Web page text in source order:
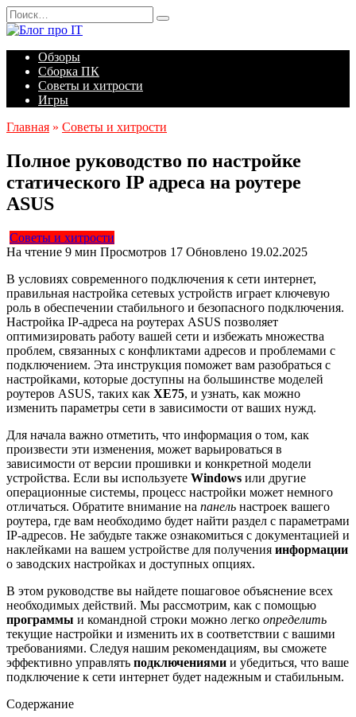
Перейти
к
содержанию
Search
for:
Обзоры
Сборка ПК
Советы и хитрости
Игры
Главная » Советы и хитрости
Полное руководство по настройке
статического IP адреса на роутере
ASUS
Советы и хитрости
На чтение 9 мин Просмотров 17 Обновлено 19.02.2025
В условиях современного подключения к сети интернет,
правильная настройка сетевых устройств играет ключевую
роль в обеспечении стабильного и безопасного подключения.
Настройка IP-адреса на роутерах ASUS позволяет
оптимизировать работу вашей сети и избежать множества
проблем, связанных с конфликтами адресов и проблемами с
подключением. Эта инструкция поможет вам разобраться с
настройками, которые доступны на большинстве моделей
роутеров ASUS, таких как XE75, и узнать, как можно
изменить параметры сети в зависимости от ваших нужд.
Для начала важно отметить, что информация о том, как
произвести эти изменения, может варьироваться в
зависимости от версии прошивки и конкретной модели
устройства. Если вы используете Windows или другие
операционные системы, процесс настройки может немного
отличаться. Обратите внимание на панель настроек вашего
роутера, где вам необходимо будет найти раздел с параметрами
IP-адресов. Не забудьте также ознакомиться с документацией и
наклейками на вашем устройстве для получения информации
о заводских настройках и доступных опциях.
В этом руководстве вы найдете пошаговое объяснение всех
необходимых действий. Мы рассмотрим, как с помощью
программы и командной строки можно легко определить
текущие настройки и изменить их в соответствии с вашими
требованиями. Следуя нашим рекомендациям, вы сможете
эффективно управлять подключениями и убедиться, что ваше
подключение к сети интернет будет надежным и стабильным.
Содержание